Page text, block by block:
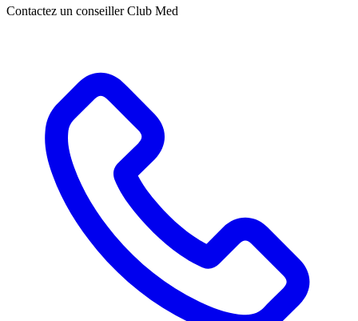
Contactez un conseiller Club Med